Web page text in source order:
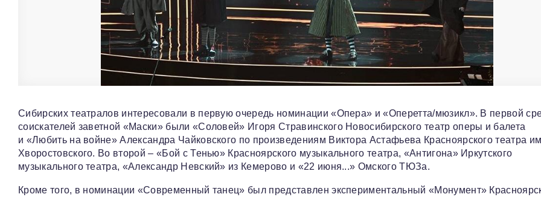
Сибирских театралов интересовали в первую очередь номинации «Опера» и «Оперетта/мюзикл». В первой
соискателей заветной «Маски» были «Соловей» Игоря Стравинского Новосибирского театр оперы и балета
и «Любить на войне» Александра Чайковского по произведениям Виктора Астафьева Красноярского театра
Хворостовского. Во второй – «Бой с Тенью» Красноярского музыкального театра, «Антигона» Иркутского
музыкального театра, «Александр Невский» из Кемерово и «22 июня...» Омского ТЮЗа.
Кроме того, в номинации «Современный танец» был представлен экспериментальный «Монумент»